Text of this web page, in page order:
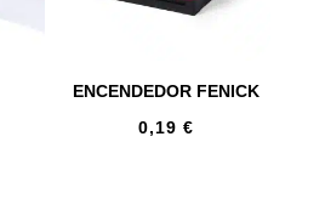
ENCENDEDOR FENICK
0,19€